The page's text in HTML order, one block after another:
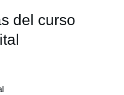
del curso